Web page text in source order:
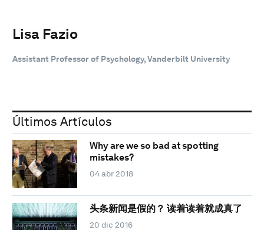
Lisa Fazio
Assistant Professor of Psychology, Vanderbilt University
Últimos Artículos
Why are we so bad at spotting
mistakes?
04 abr 2018
头条新闻是假的？ 读着读着就成真了
20 dic 2016